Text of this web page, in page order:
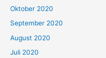
Oktober 2020
September 2020
August 2020
Juli 2020